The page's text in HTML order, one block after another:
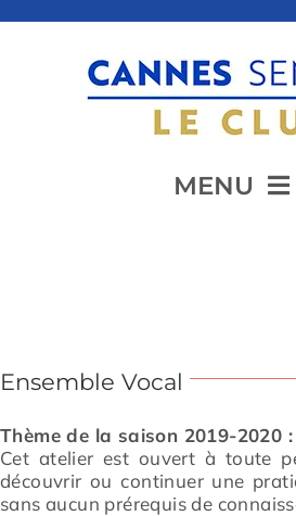
MENU
Animation
Ensemble Vocal
Thème de la saison 2019-2020
Cet atelier est ouvert à toute
découvrir ou continuer une
sans aucun prérequis de